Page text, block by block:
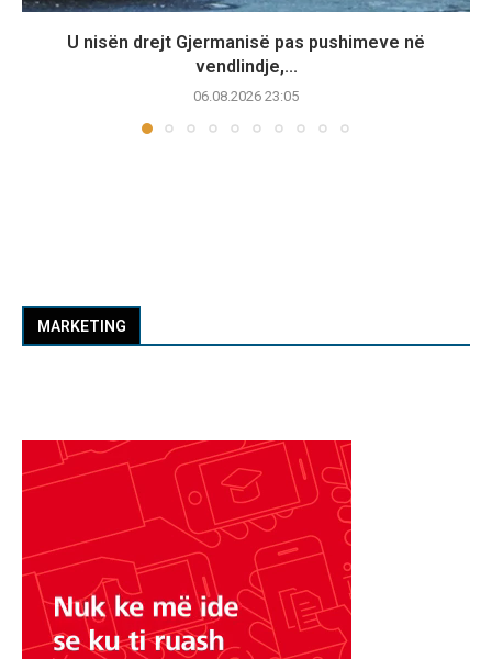
U nisën drejt Gjermanisë pas pushimeve në
vendlindje,...
06.08.2026 23:05
MARKETING